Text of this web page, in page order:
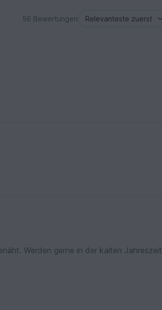
56 Bewertungen
Werden gerne in der kalten Jahreszeit